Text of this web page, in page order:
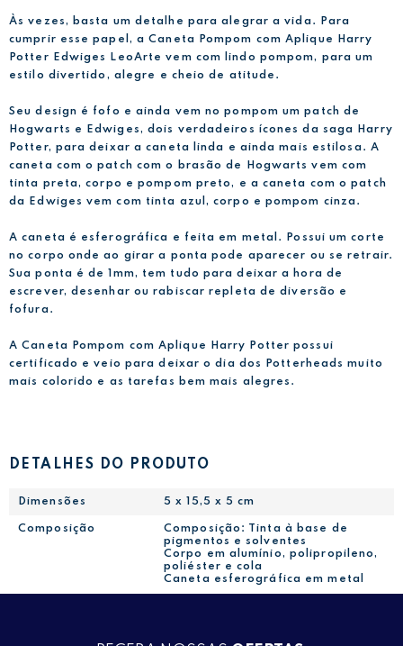
Às vezes, basta um detalhe para alegrar a vida. Para
cumprir esse papel, a Caneta Pompom com Aplique Harry
Potter Edwiges LeoArte vem com lindo pompom, para um
estilo divertido, alegre e cheio de atitude.
Seu design é fofo e ainda vem no pompom um patch de
Hogwarts e Edwiges, dois verdadeiros ícones da saga Harry
Potter, para deixar a caneta linda e ainda mais estilosa. A
caneta com o patch com o brasão de Hogwarts vem com
tinta preta, corpo e pompom preto, e a caneta com o patch
da Edwiges vem com tinta azul, corpo e pompom cinza.
A caneta é esferográfica e feita em metal. Possui um corte
no corpo onde ao girar a ponta pode aparecer ou se retrair.
Sua ponta é de 1mm, tem tudo para deixar a hora de
escrever, desenhar ou rabiscar repleta de diversão e
fofura.
A Caneta Pompom com Aplique Harry Potter possui
certificado e veio para deixar o dia dos Potterheads muito
mais colorido e as tarefas bem mais alegres.
DETALHES DO PRODUTO
Dimensões 5 x 15,5 x 5 cm
Composição
Composição: Tinta à base de
pigmentos e solventes
Corpo em alumínio, polipropileno,
poliéster e cola
Caneta esferográfica em metal